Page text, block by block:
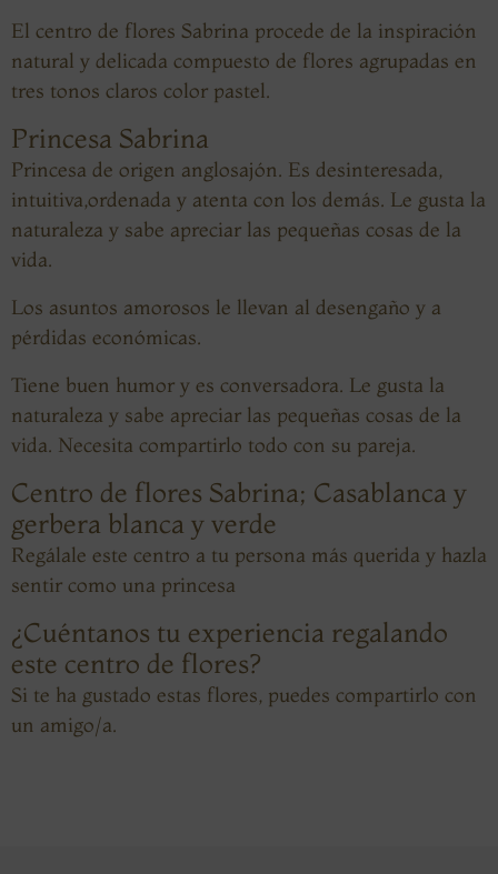
El centro de flores Sabrina procede de la inspiración
natural y delicada compuesto de flores agrupadas en
tres tonos claros color pastel.
Princesa Sabrina
Princesa de origen anglosajón. Es desinteresada,
intuitiva,ordenada y atenta con los demás. Le gusta la
naturaleza y sabe apreciar las pequeñas cosas de la
vida.
Los asuntos amorosos le llevan al desengaño y a
pérdidas económicas.
Tiene buen humor y es conversadora. Le gusta la
naturaleza y sabe apreciar las pequeñas cosas de la
vida. Necesita compartirlo todo con su pareja.
Centro de flores Sabrina; Casablanca y
gerbera blanca y verde
Regálale este centro a tu persona más querida y hazla
sentir como una princesa
¿Cuéntanos tu experiencia regalando
este centro de flores?
Si te ha gustado estas flores, puedes compartirlo con
un amigo/a.